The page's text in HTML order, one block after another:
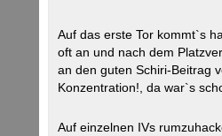
Auf das erste Tor kommt`s
oft an und nach dem
an den guten Schiri-Beitrag
Konzentration!, da war`s
Auf einzelnen IVs